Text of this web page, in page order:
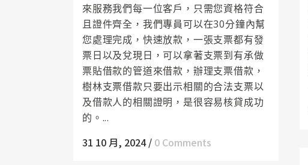
來服務我們每一位客戶，只需您資格符合
且證件齊全，我們專員可以在30分鐘內幫
您處理完成，快速放款，一張支票都有發
票日以及兌現日，可以拿著支票到有承做
票貼借款的管道來借款，辦理支票借款，
樹林支票借款只要出示相關的合法支票以
及借款人的相關證明，是很容易核貸成功
的。...
31 10 月, 2024/ 0 Comments